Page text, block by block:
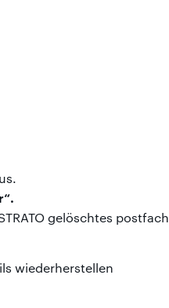
gelöschtes postfach
wiederherstellen